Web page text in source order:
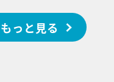
っと見る